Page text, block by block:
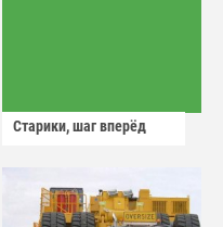
Старики, шаг вперёд